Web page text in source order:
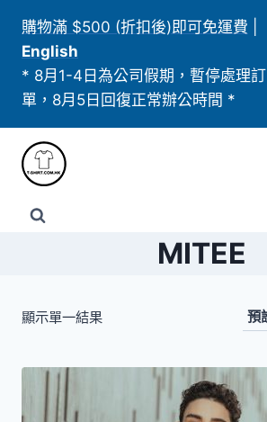
content
購物滿 $500 (折扣後)即可免運費
English
* 8月1-4日為公司假期，暫停處理訂
單，8月5日回復正常辦公時間 *
MITEE
顯示單一結果